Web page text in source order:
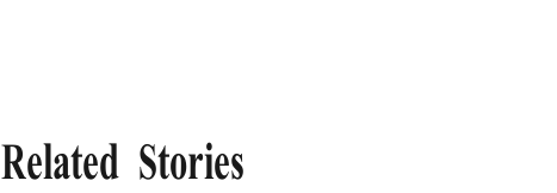
Related Stories